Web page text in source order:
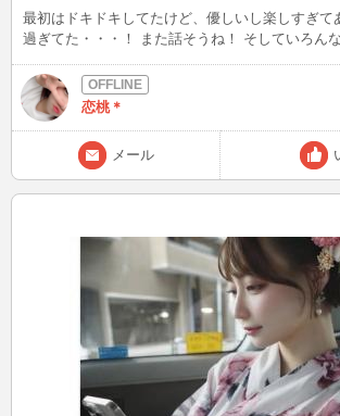
最初はドキドキしてたけど、優しいし楽しすぎて
過ぎてた・・・！ また話そうね！ そしていろん
恋桃＊
メール